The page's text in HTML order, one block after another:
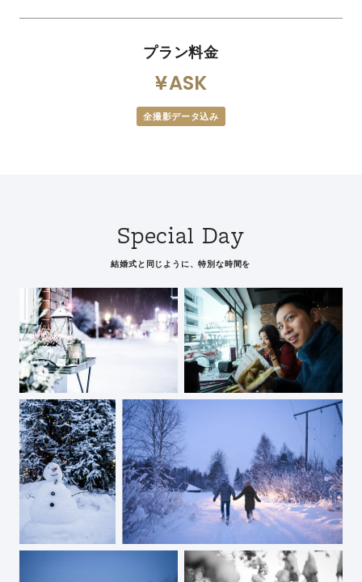
プラン料金
ASK
全撮影データ込み
Special Day
結婚式と同じように、特別な時間を